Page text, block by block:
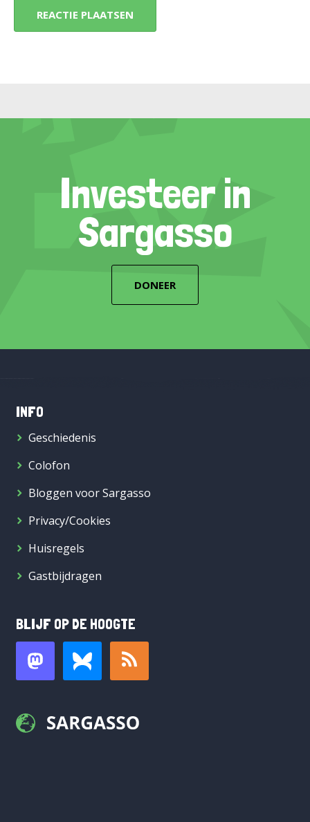
Investeer in
Sargasso
DONEER
INFO
Geschiedenis
Colofon
Bloggen voor Sargasso
Privacy/Cookies
Huisregels
Gastbijdragen
BLIJF OP DE HOOGTE